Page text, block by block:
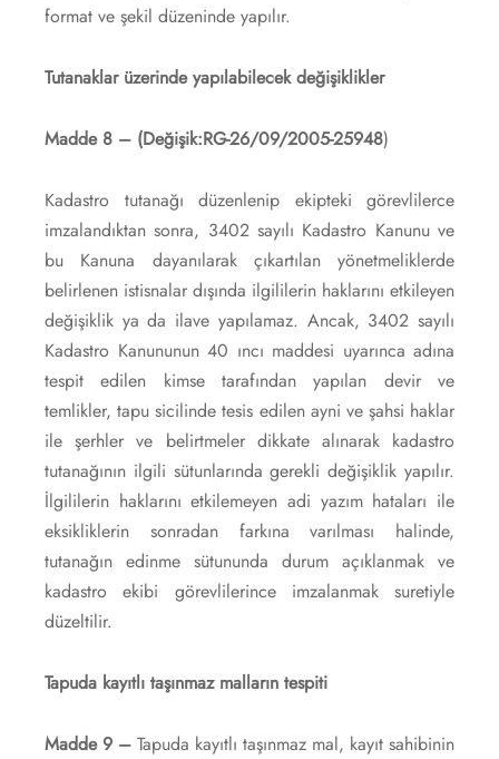
format ve şekil düzeninde yapılır.
Tutanaklar üzerinde yapılabilecek değişiklikler
Madde 8 – (Değişik:RG-26/09/2005-25948)
Kadastro tutanağı düzenlenip ekipteki görevlilerce
imzalandıktan sonra, 3402 sayılı Kadastro Kanunu ve
bu Kanuna dayanılarak çıkartılan yönetmeliklerde
belirlenen istisnalar dışında ilgililerin haklarını etkileyen
değişiklik ya da ilave yapılamaz. Ancak, 3402 sayılı
Kadastro Kanununun 40 ıncı maddesi uyarınca adına
tespit edilen kimse tarafından yapılan devir ve
temlikler, tapu sicilinde tesis edilen ayni ve şahsi haklar
ile şerhler ve belirtmeler dikkate alınarak kadastro
tutanağının ilgili sütunlarında gerekli değişiklik yapılır.
İlgililerin haklarını etkilemeyen adi yazım hataları ile
eksikliklerin sonradan farkına varılması halinde,
tutanağın edinme sütununda durum açıklanmak ve
kadastro ekibi görevlilerince imzalanmak suretiyle
düzeltilir.
Tapuda kayıtlı taşınmaz malların tespiti
Madde 9 – Tapuda kayıtlı taşınmaz mal, kayıt sahibinin